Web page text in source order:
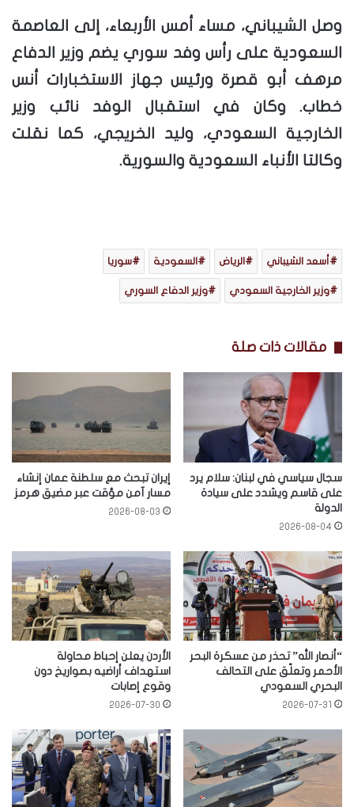
وصل الشيباني، مساء أمس الأربعاء، إلى العاصمة
السعودية على رأس وفد سوري يضم وزير الدفاع
مرهف أبو قصرة ورئيس جهاز الاستخبارات أنس
خطاب. وكان في استقبال الوفد نائب وزير
الخارجية السعودي، وليد الخريجي، كما نقلت
وكالتا الأنباء السعودية والسورية.
أسعد الشيباني الرياض السعودية سوريا
وزير الخارجية السعودي وزير الدفاع السوري
مقالات ذات صلة
سجال سياسي في لبنان: سلام يرد
على قاسم ويشدد على سيادة
الدولة
2026-08-04
إيران تبحث مع سلطنة عمان إنشاء
مسار آمن مؤقت عبر مضيق هرمز
2026-08-03
“أنصار الله” تحذر من عسكرة البحر
الأحمر وتعلّق على التحالف
البحري السعودي
2026-07-31
الأردن يعلن إحباط محاولة
استهداف أراضيه بصواريخ دون
وقوع إصابات
2026-07-30